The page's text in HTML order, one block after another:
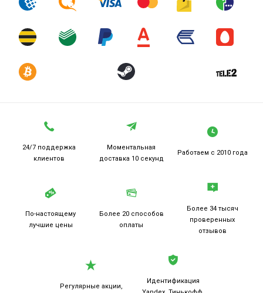
24/7 поддержка
клиентов
Моментальная
доставка 10 секунд
Работаем с 2010 года
По-настоящему
лучшие цены
Более 20 способов
оплаты
Более 34 тысяч
проверенных
отзывов
Регулярные акции,
Идентификация